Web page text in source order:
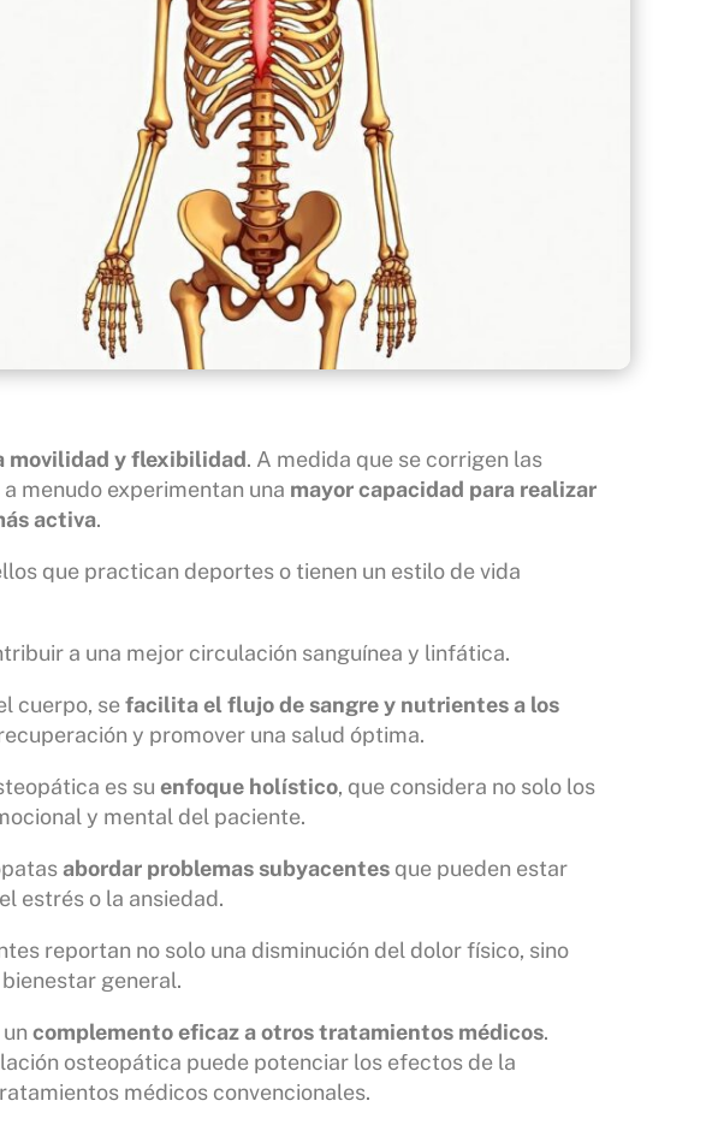
movilidad y flexibilidad. A medida que se corrigen las
menudo experimentan una mayor capacidad para realizar
activa.
que practican deportes o tienen un estilo de vida
a una mejor circulación sanguínea y linfática.
cuerpo, sefacilita el flujo de sangre y nutrientes a los
y promover una salud óptima.
es su enfoque holístico, que considera no solo los
y mental del paciente.
abordar problemas subyacentesque pueden estar
estrés o la ansiedad.
reportan no solo una disminución del dolor físico, sino
general.
complemento eficaz a otros tratamientos médicos.
osteopática puede potenciar los efectos de la
médicos convencionales.